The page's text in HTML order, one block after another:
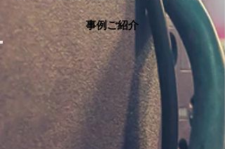
​事例ご紹介